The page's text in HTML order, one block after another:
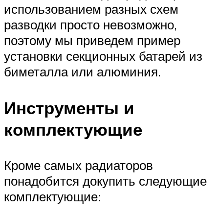
использованием разных схем
разводки просто невозможно,
поэтому мы приведем пример
установки секционных батарей из
биметалла или алюминия.
Инструменты и
комплектующие
Кроме самых радиаторов
понадобится докупить следующие
комплектующие: